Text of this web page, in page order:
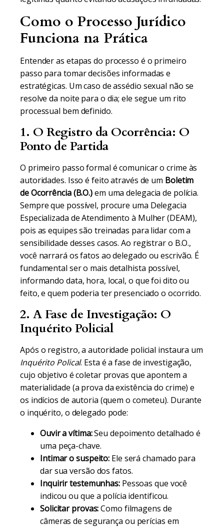
Como o Processo Jurídico
Funciona na Prática
Entender as etapas do processo é o primeiro
passo para tomar decisões informadas e
estratégicas. Um caso de assédio sexual não se
resolve da noite para o dia; ele segue um rito
processual bem definido.
1. O Registro da Ocorrência: O
Ponto de Partida
O primeiro passo formal é comunicar o crime às
autoridades. Isso é feito através de um Boletim
de Ocorrência (B.O.)em uma delegacia de polícia.
Sempre que possível, procure uma Delegacia
Especializada de Atendimento à Mulher (DEAM),
pois as equipes são treinadas para lidar com a
sensibilidade desses casos. Ao registrar o B.O.,
você narrará os fatos ao delegado ou escrivão. É
fundamental ser o mais detalhista possível,
informando data, hora, local, o que foi dito ou
feito, e quem poderia ter presenciado o ocorrido.
2. A Fase de Investigação: O
Inquérito Policial
Após o registro, a autoridade policial instaura um
Inquérito Polical. Esta é a fase de investigação,
cujo objetivo é coletar provas que apontem a
materialidade (a prova da existência do crime) e
os indícios de autoria (quem o cometeu). Durante
o inquérito, o delegado pode:
Ouvir a vítima:Seu depoimento detalhado é
uma peça-chave.
Intimar o suspeito: Ele será chamado para
dar sua versão dos fatos.
Inquirir testemunhas:Pessoas que você
indicou ou que a polícia identificou.
Solicitar provas:Como filmagens de
câmeras de segurança ou perícias em